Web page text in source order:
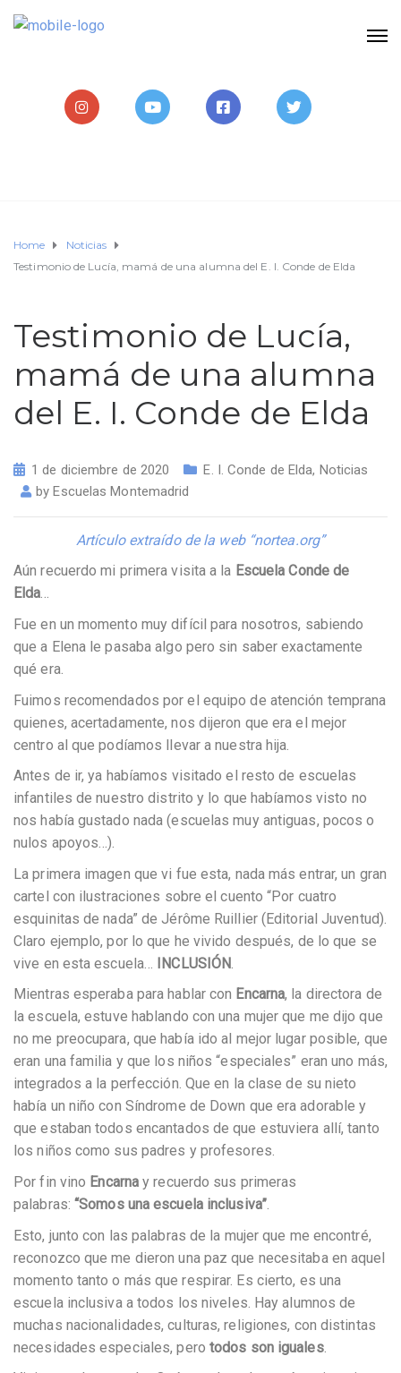
Home
Noticias
Testimonio de Lucía, mamá de una alumna del E. I. Conde de Elda
Testimonio de Lucía,
mamá de una alumna
del E. I. Conde de Elda
1 de diciembre de 2020 E. I. Conde de Elda, Noticias
byEscuelas Montemadrid
Artículo extraído de la web “nortea.org”
Aún recuerdo mi primera visita a la Escuela Conde de
Elda…
Fue en un momento muy difícil para nosotros, sabiendo
que a Elena le pasaba algo pero sin saber exactamente
qué era.
Fuimos recomendados por el equipo de atención temprana
quienes, acertadamente, nos dijeron que era el mejor
centro al que podíamos llevar a nuestra hija.
Antes de ir, ya habíamos visitado el resto de escuelas
infantiles de nuestro distrito y lo que habíamos visto no
nos había gustado nada (escuelas muy antiguas, pocos o
nulos apoyos…).
La primera imagen que vi fue esta, nada más entrar, un gran
cartel con ilustraciones sobre el cuento “Por cuatro
esquinitas de nada” de Jérôme Ruillier (Editorial Juventud).
Claro ejemplo, por lo que he vivido después, de lo que se
vive en esta escuela… INCLUSIÓN
Mientras esperaba para hablar con Encarna, la directora de
la escuela, estuve hablando con una mujer que me dijo que
no me preocupara, que había ido al mejor lugar posible, que
eran una familia y que los niños “especiales” eran uno más,
integrados a la perfección. Que en la clase de su nieto
había un niño con Síndrome de Down que era adorable y
que estaban todos encantados de que estuviera allí, tanto
los niños como sus padres y profesores.
Por fin vino Encarna y recuerdo sus primeras
palabras: “Somos una escuela inclusiva”.
Esto, junto con las palabras de la mujer que me encontré,
reconozco que me dieron una paz que necesitaba en aquel
momento tanto o más que respirar. Es cierto, es una
escuela inclusiva a todos los niveles. Hay alumnos de
muchas nacionalidades, culturas, religiones, con distintas
necesidades especiales, pero todos son iguales.